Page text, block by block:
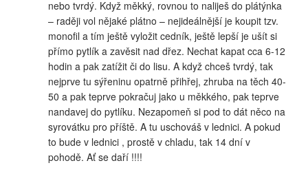
nebo tvrdý. Když měkký, rovnou to naliješ do plátýnka
– raději vol nějaké plátno – nejideálnější je koupit tzv.
monofil a tím ještě vyložit cedník, ještě lepší je ušít si
přímo pytlík a zavěsit nad dřez. Nechat kapat cca 6-12
hodin a pak zatížit či do lisu. A když chceš tvrdý, tak
nejprve tu sýřeninu opatrně přihřej, zhruba na těch 40-
50 a pak teprve pokračuj jako u měkkého, pak teprve
nandavej do pytlíku. Nezapomeň si pod to dát něco na
syrovátku pro příště. A tu uschováš v lednici. A pokud
to bude v lednici , prostě v chladu, tak 14 dní v
pohodě. Ať se daří !!!!